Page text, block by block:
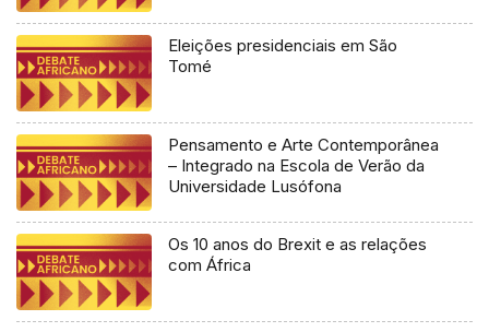
Eleições presidenciais em São
Tomé
Pensamento e Arte Contemporânea
– Integrado na Escola de Verão da
Universidade Lusófona
Os 10 anos do Brexit e as relações
com África